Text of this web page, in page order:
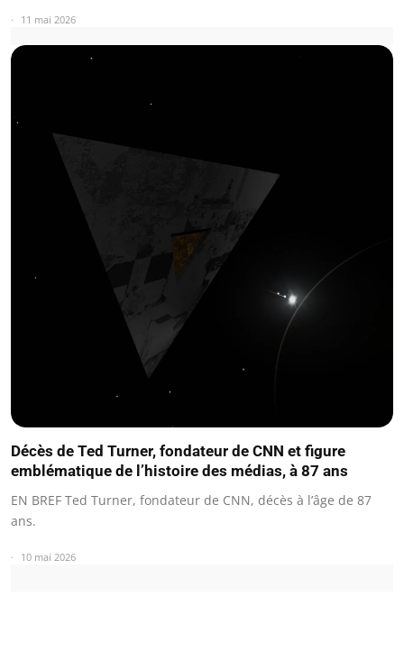
11 mai 2026
Décès de Ted Turner, fondateur de CNN et figure
emblématique de l’histoire des médias, à 87 ans
EN BREF Ted Turner, fondateur de CNN, décès à l’âge de 87
ans.
10 mai 2026